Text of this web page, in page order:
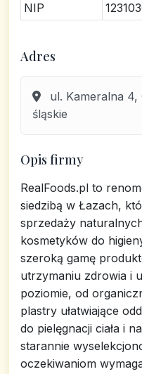
NIP
Adres
ul. Kameralna 4,
śląskie
Opis firmy
RealFoods.pl to
siedzibą w Łazach,
sprzedaży
kosmetyków do
szeroką gamę
utrzymaniu zdrowia i
poziomie, od
plastry ułatwiające
do pielęgnacji ciała i
starannie
oczekiwaniom